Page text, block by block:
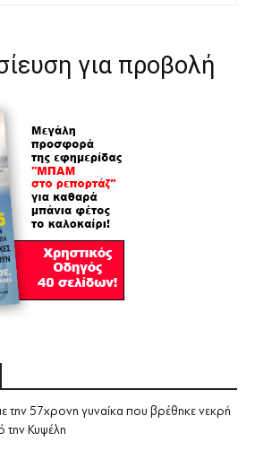
για προβολή
την 57χρονη γυναίκα που βρέθηκε νεκρή
την Κυψέλη